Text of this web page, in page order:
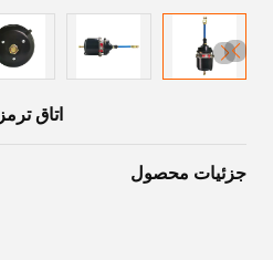
اتاق ترمز 274432400 نوع 2430DP
جزئیات محصول